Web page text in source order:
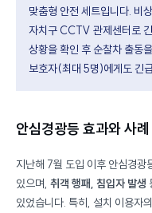
맞춤형 안전 세트입니다. 비상벨을 누르면 경광등이 작동하고 동시에
자치구 CCTV 관제센터로 긴급신고가 접수되어, 센터 내 경찰이
보호자
안심경광등 효과와 사례
지난해 7월 도입 이후 안심경광
있으며, 취객 행패, 침입자 발생
있었습니다. 특히, 설치 이용자의